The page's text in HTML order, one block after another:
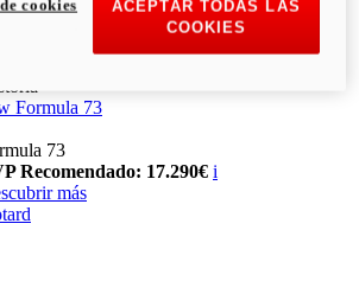
Formula 73
73
Recomendado: 17.290€ i
más
ACEPTAR TODAS LAS
COOKIES
cookies